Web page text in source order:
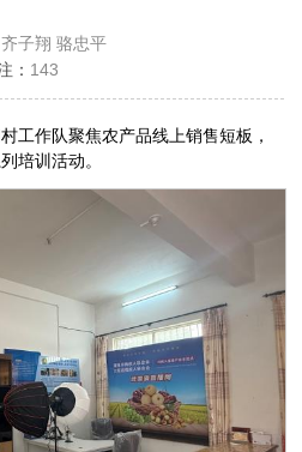
齐子翔 骆忠平
： 143
工作队聚焦农产品线上销售短板，
培训活动。